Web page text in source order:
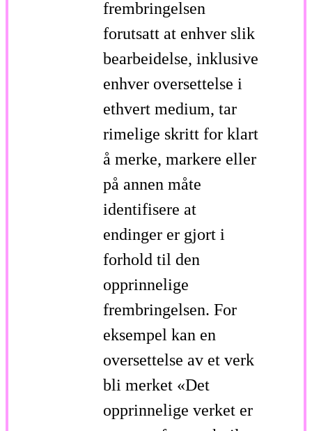
frembringelsen
forutsatt at enhver slik
bearbeidelse, inklusive
enhver oversettelse i
ethvert medium, tar
rimelige skritt for klart
å merke, markere eller
på annen måte
identifisere at
endinger er gjort i
forhold til den
opprinnelige
frembringelsen. For
eksempel kan en
oversettelse av et verk
bli merket «Det
opprinnelige verket er